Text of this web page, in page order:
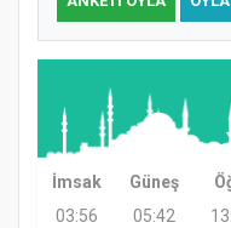
Samsun
Etkinliği
İmsak Güneş
03:56
05:42